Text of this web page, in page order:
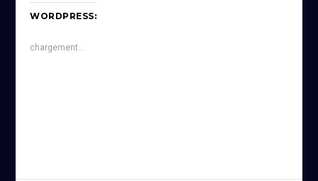
WORDPRESS:
chargement…